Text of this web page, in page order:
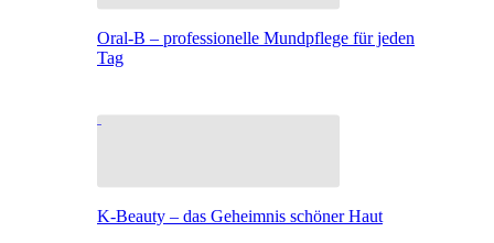
Oral-B – professionelle Mundpflege für jeden
Tag
K-Beauty – das Geheimnis schöner Haut